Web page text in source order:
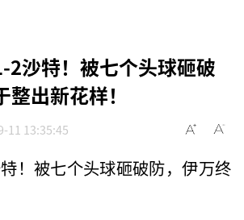
2沙特！被七个头球砸破
出新花样！
11 13:35:45
！被七个头球砸破防，伊万终